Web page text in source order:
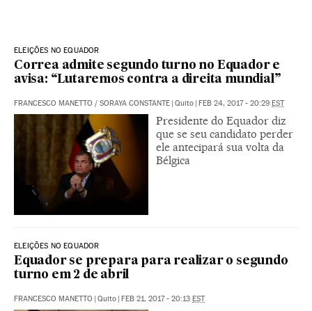
ELEIÇÕES NO EQUADOR
Correa admite segundo turno no Equador e
avisa: “Lutaremos contra a direita mundial”
FRANCESCO MANETTO / SORAYA CONSTANTE | Quito | FEB 24, 2017 - 20:29 EST
Presidente do Equador diz
que se seu candidato perder
ele antecipará sua volta da
Bélgica
ELEIÇÕES NO EQUADOR
Equador se prepara para realizar o segundo
turno em 2 de abril
FRANCESCO MANETTO | Quito | FEB 21, 2017 - 20:13 EST